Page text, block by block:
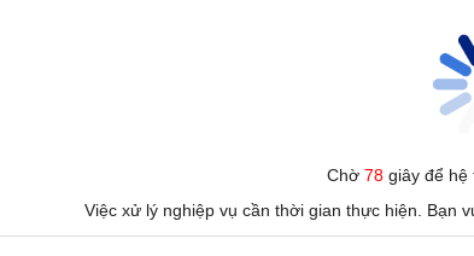
Chờ 78 giây để hệ
Việc xử lý nghiệp vụ cần thời gian thực hiện. Bạn